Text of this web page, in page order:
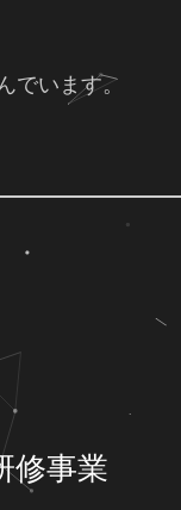
でいます。
修事業